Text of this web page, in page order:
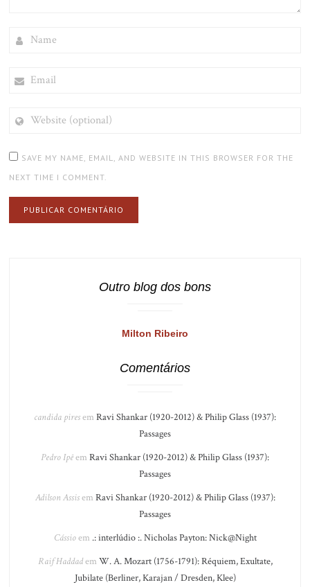
(OPTIONAL)
SAVE MY NAME, EMAIL, AND WEBSITE IN THIS BROWSER FOR THE
NEXT TIME I COMMENT.
Outro blog dos bons
Milton Ribeiro
Comentários
candida piresem Ravi Shankar (1920-2012) & Philip Glass (1937):
Passages
Pedro Ipêem Ravi Shankar (1920-2012) & Philip Glass (1937):
Passages
Adilson Assisem Ravi Shankar (1920-2012) & Philip Glass (1937):
Passages
Cássioem .: interlúdio :. Nicholas Payton: Nick@Night
Raif Haddadem W. A. Mozart (1756-1791): Réquiem, Exultate,
Jubilate (Berliner, Karajan / Dresden, Klee)